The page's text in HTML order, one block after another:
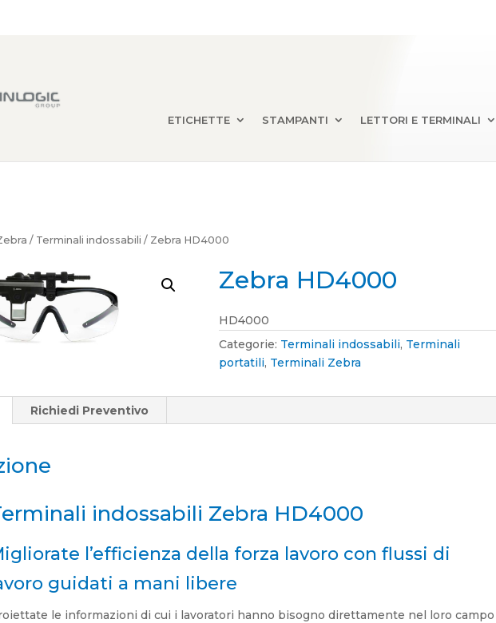
ETICHETTE STAMPANTI LETTORI E TERMINALI
/ Terminali indossabili / Zebra HD4000
Zebra HD4000
HD4000
Categorie: Terminali indossabili, Terminali
portatili, Terminali Zebra
Richiedi Preventivo
indossabili Zebra HD4000
l’efficienza della forza lavoro con flussi di
guidati a mani libere
le informazioni di cui i lavoratori hanno bisogno direttamente nel loro campo